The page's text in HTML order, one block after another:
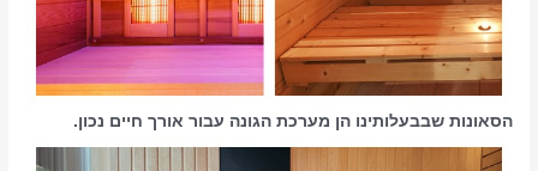
הסאונות שבבעלותינו הן מערכת הגונה עבור אורך חיים נכון.